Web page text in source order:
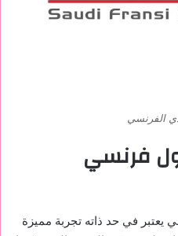
الفرنسي
فرنسي
يعتبر في حد ذاته تجربة مميزة